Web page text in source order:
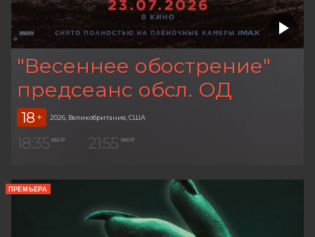
"Весеннее обострение"
предсеанс обсл. ОД
18 + 2026, Великобритания, США
18:35 660 ₽ 21:55 660 ₽
ПРЕМЬЕРА